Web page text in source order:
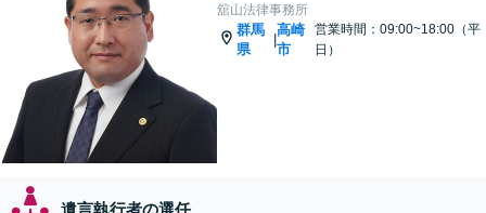
舘山法律事務所
群馬
県
|
高崎
市
営業時間：09:00~18:00（平
日）
遺言執行者の選任